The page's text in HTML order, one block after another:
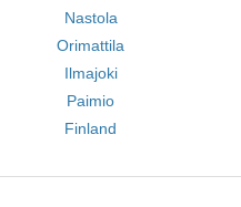
Nastola
Orimattila
Ilmajoki
Paimio
Finland